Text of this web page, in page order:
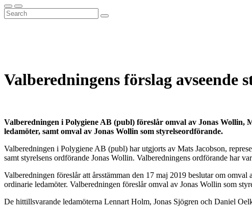
Valberedningens förslag
Valberedningen i Polygiene AB (publ) föreslår omval av Jonas
ledamöter, samt omval av Jonas Wollin som styrelseordförande.
Valberedningen i Polygiene AB (publ) har utgjorts av Mats Jacobson,
samt styrelsens ordförande Jonas Wollin. Valberedningens ordförande har
Valberedningen föreslår att årsstämman den 17 maj 2019 beslutar om
ordinarie ledamöter. Valberedningen föreslår omval av Jonas Wollin som
De hittillsvarande ledamöterna Lennart Holm, Jonas Sjögren och Daniel